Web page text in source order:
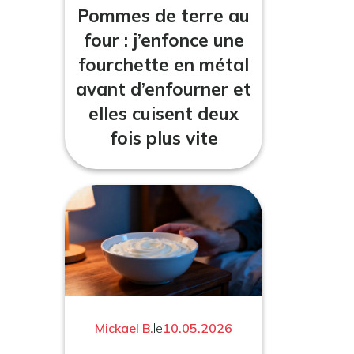
Pommes de terre au
four : j’enfonce une
fourchette en métal
avant d’enfourner et
elles cuisent deux
fois plus vite
Mickael B.le10.05.2026